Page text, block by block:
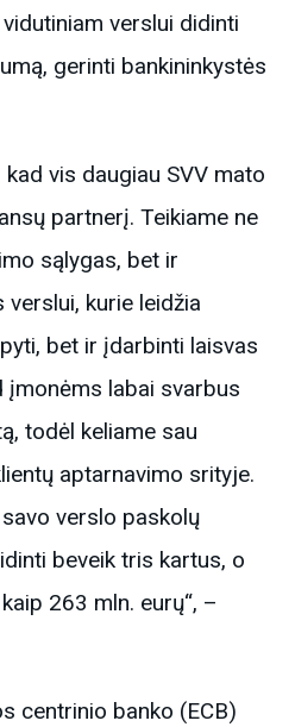
verslui didinti
gerinti bankininkystės
vis daugiau SVV mato
partnerį. Teikiame ne
sąlygas, bet ir
kurie leidžia
bet ir įdarbinti laisvas
įmonėms labai svarbus
todėl keliame sau
aptarnavimo srityje.
verslo paskolų
beveik tris kartus, o
263 mln. eurų“, –
centrinio banko (ECB)